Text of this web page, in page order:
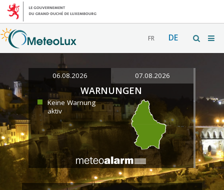
FR DE
06.08.2026 07.08.2026
WARNUNGEN
Keine Warnung
aktiv